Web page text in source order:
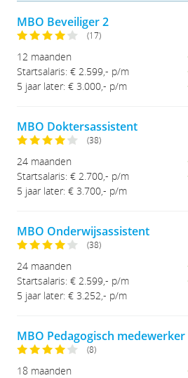
MBO Beveiliger 2
(17)
12 maanden
Startsalaris: € 2.599,- p/m
5 jaar later: € 3.000,- p/m
MBO Doktersassistent
(38)
24 maanden
Startsalaris: € 2.700,- p/m
5 jaar later: € 3.700,- p/m
MBO Onderwijsassistent
(38)
24 maanden
Startsalaris: € 2.599,- p/m
5 jaar later: € 3.252,- p/m
MBO Pedagogisch
(8)
18 maanden